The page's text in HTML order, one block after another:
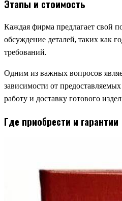
Этапы и стоимость
Каждая фирма предлагает свой
обсуждение деталей, таких как
требований.
Одним из важных вопросов
зависимости от
работу и доставку готового
Где приобрести и гарантии